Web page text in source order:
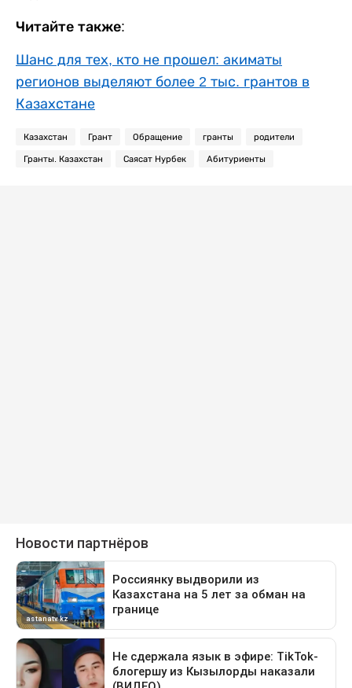
Читайте также:
Шанс для тех, кто не прошел: акиматы
регионов выделяют более 2 тыс. грантов в
Казахстане
Казахстан Грант Обращение гранты родители
Гранты. Казахстан Саясат Нурбек Абитуриенты